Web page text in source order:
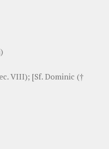
VIII); [Sf. Dominic (†